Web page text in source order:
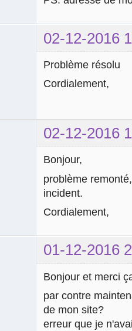
02-12-2016
Problème résolu
Cordialement,
02-12-2016
Bonjour,
problème
incident.
Cordialement,
01-12-2016
Bonjour et merci
par contre
de mon site?
erreur que je